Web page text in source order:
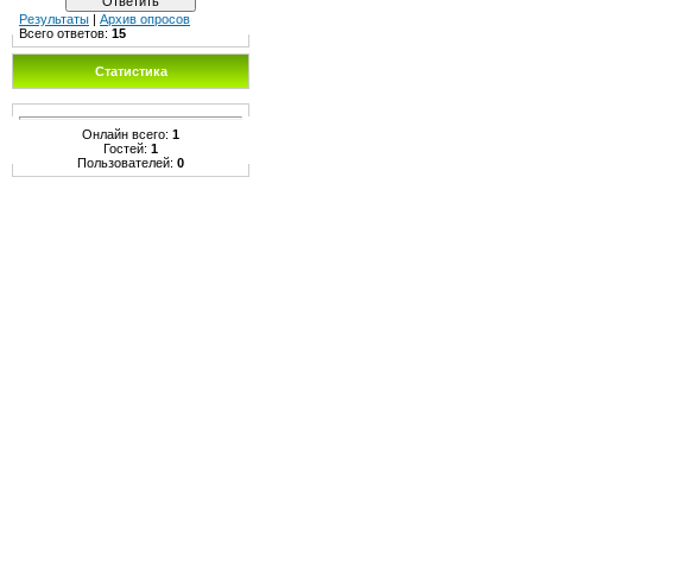
Результаты | Архив опросов
Всего ответов: 15
Статистика
Онлайн всего: 1
Гостей: 1
Пользователей: 0